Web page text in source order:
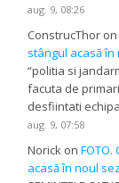
aug. 9, 08:26
ConstrucThor
stângul acasă în
“politia si
facuta de
desfiintati
aug. 9, 07:58
Norick on
acasă în noul